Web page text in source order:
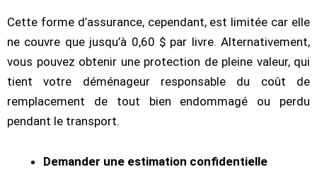
Cette forme d’assurance, cependant, est limitée car elle
ne couvre que jusqu’à 0,60 $ par livre. Alternativement,
vous pouvez obtenir une protection de pleine valeur, qui
tient votre déménageur responsable du coût de
remplacement de tout bien endommagé ou perdu
pendant le transport.
Demander une estimation confidentielle